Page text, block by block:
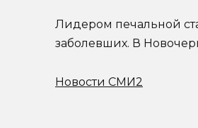
Лидером печальной
заболевших. В
Новости СМИ2